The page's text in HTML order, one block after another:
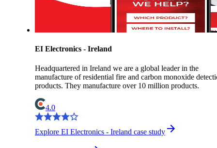
EI Electronics - Ireland
Headquartered in Ireland we are a global leader in the
manufacture of residential fire and carbon monoxide
products. They manufacture over 10 million products.
4.0
Explore EI Electronics - Ireland case study